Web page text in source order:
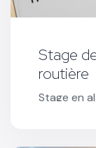
Stage
routière
Stage en